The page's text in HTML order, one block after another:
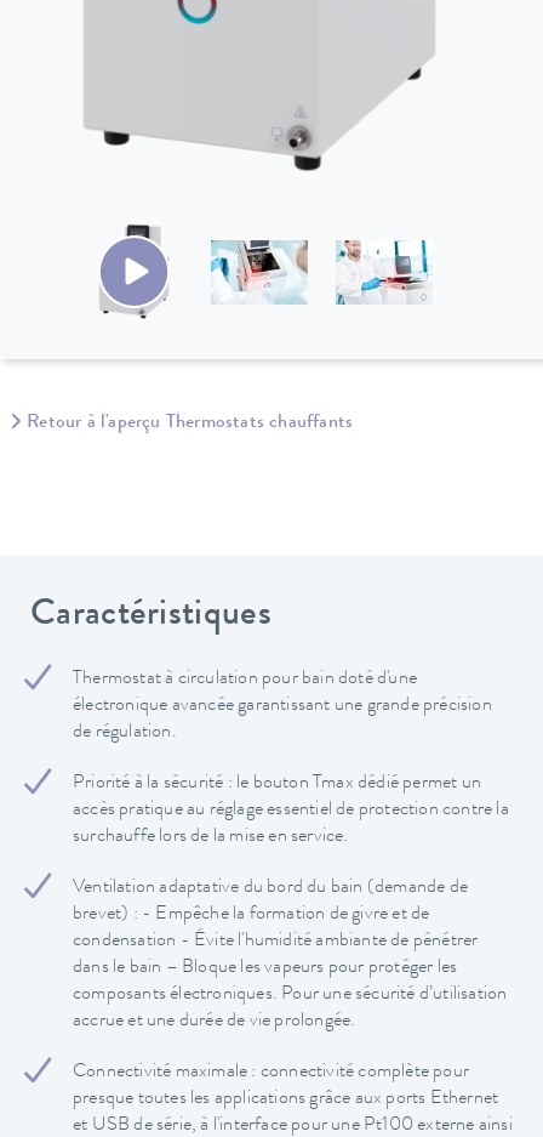
Retour à l'aperçu Thermostats chauffants
Caractéristiques
Thermostat à circulation pour bain doté d'une
électronique avancée garantissant une grande précision
de régulation.
Priorité à la sécurité : le bouton Tmax dédié permet un
accès pratique au réglage essentiel de protection contre la
surchauffe lors de la mise en service.
Ventilation adaptative du bord du bain (demande de
brevet) : - Empêche la formation de givre et de
condensation - Évite l'humidité ambiante de pénétrer
dans le bain – Bloque les vapeurs pour protéger les
composants électroniques. Pour une sécurité d’utilisation
accrue et une durée de vie prolongée.
Connectivité maximale : connectivité complète pour
presque toutes les applications grâce aux ports Ethernet
et USB de série, à l'interface pour une Pt100 externe ainsi